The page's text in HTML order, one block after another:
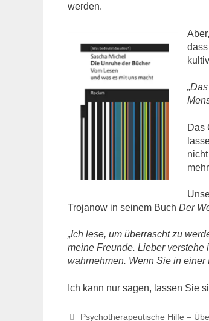
werden.
Das
Trojanow in seinem Buch Der
„Ich lese, um überrascht zu
meine Freunde. Lieber
wahrnehmen. Wenn Sie in einer
Ich kann nur sagen, lassen Sie
Psychotherapeutische Hilfe –